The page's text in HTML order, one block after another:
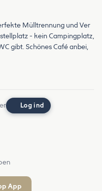
Mülltrennung und Ver
- kein Campingplatz,
gibt. Schönes Café anbei,
Log ind
App